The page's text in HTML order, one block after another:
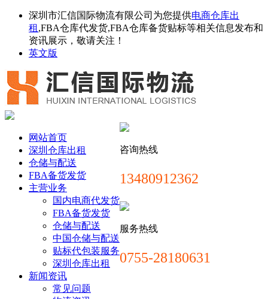
深圳市汇信国际物流有限公司为您提供电商仓库出
租 ,FBA仓库代发货,FBA仓库备货贴标等相关信息发布和
资讯展示，敬请关注！
英文版
咨询热线
13480912362
服务热线
0755-28180631
网站首页
深圳仓库出租
仓储与配送
FBA备货发货
主营业务
国内电商代发货
FBA备货发货
仓储与配送
中国仓储与配送
贴标代包装服务
深圳仓库出租
新闻资讯
常见问题